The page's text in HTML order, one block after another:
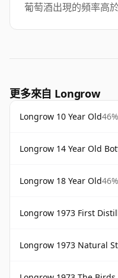
葡萄酒出現的頻率高
更多來自 Longrow
Longrow 10 Year Old46%
Longrow 14 Year Old
Longrow 18 Year Old46%
Longrow 1973 First
Longrow 1973 Natural